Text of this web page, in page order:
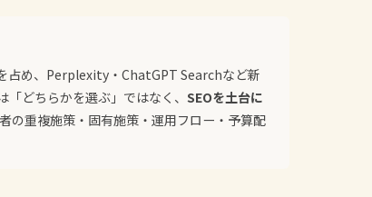
占め、Perplexity・ChatGPT Searchなど新
どちらかを選ぶ」ではなく、 SEOを土台に
の重複施策・固有施策・運用フロー・予算配